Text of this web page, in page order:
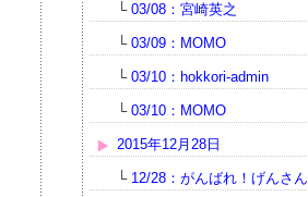
└ 03/08：宮崎英之
└ 03/09：MOMO
└ 03/10：hokkori-admin
└ 03/10：MOMO
2015年12月28日
└ 12/28：がんばれ！げんさん